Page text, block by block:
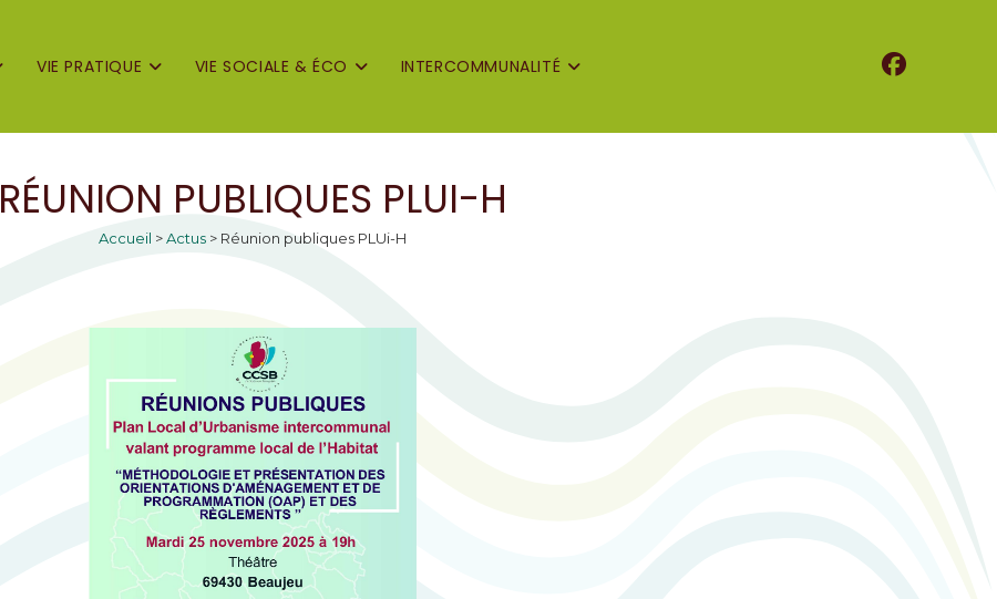
VIE PRATIQUE VIE SOCIALE & ÉCO INTERCOMMUNALITÉ
RÉUNION PUBLIQUES PLUI-H
Accueil >Actus > Réunion publiques PLUi-H